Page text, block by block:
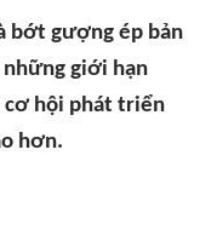
bớt gượng ép bản
giới hạn
cơ hội phát triển
hơn.